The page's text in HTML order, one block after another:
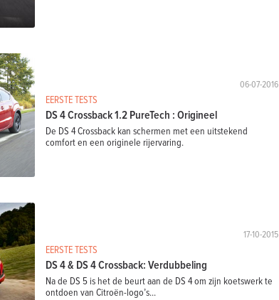
06-07-2016
EERSTE TESTS
DS 4 Crossback 1.2 PureTech : Origineel
De DS 4 Crossback kan schermen met een uitstekend
comfort en een originele rijervaring.
17-10-2015
EERSTE TESTS
DS 4 & DS 4 Crossback: Verdubbeling
Na de DS 5 is het de beurt aan de DS 4 om zijn koetswerk te
ontdoen van Citroën-logo’s...